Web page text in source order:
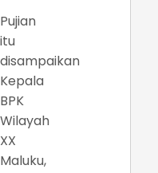
Pujian
itu
disampaikan
Kepala
BPK
Wilayah
XX
Maluku,